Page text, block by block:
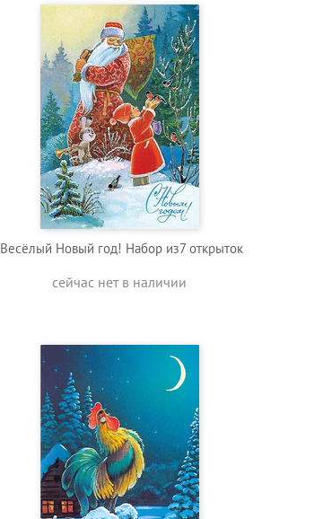
Весёлый Новый год! Набор из7 открыток
сейчас нет в наличии